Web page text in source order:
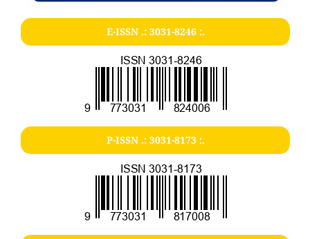
E-ISSN .: 3031-8246:.
P-ISSN .: 3031-8173:.